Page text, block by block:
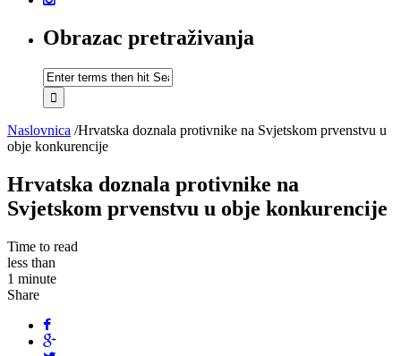
Obrazac pretraživanja
Naslovnica /Hrvatska doznala protivnike na Svjetskom prvenstvu u
obje konkurencije
Hrvatska doznala protivnike na
Svjetskom prvenstvu u obje konkurencije
Time to read
less than
1 minute
Share